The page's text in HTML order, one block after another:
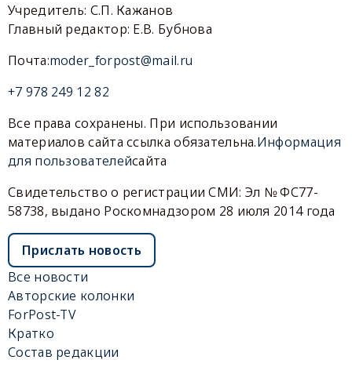
Учредитель: С.П. Кажанов
Главный редактор: Е.В. Бубнова
Почта:moder_forpost@mail.ru
+7 978 249 12 82
Все права сохранены. При использовании
материалов сайта ссылка обязательна.Информация
для пользователейсайта
Свидетельство о регистрации СМИ: Эл № ФС77-
58738, выдано Роскомнадзором 28 июля 2014 года
Прислать новость
Все новости
Авторские колонки
ForPost-TV
Кратко
Состав редакции